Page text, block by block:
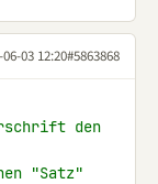
03 12:20#5863868
den
"Satz"